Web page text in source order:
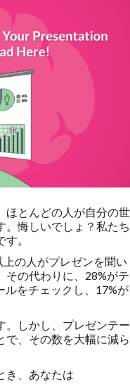
ほとんどの人が自分の世
。悔しいでしょ？私たち
。
上の人がプレゼンを聞い
その代わりに、28%がテ
ルをチェックし、17%が
。しかし、プレゼンテー
で、その数を大幅に減ら
き、あなたは